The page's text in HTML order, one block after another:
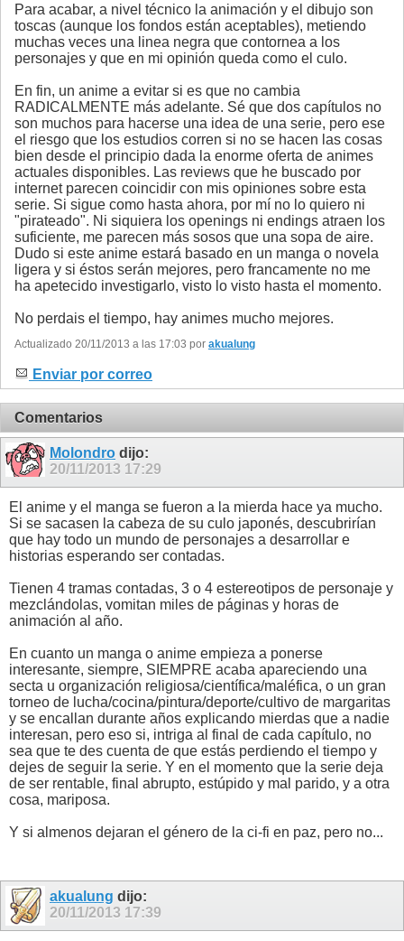
Para acabar, a nivel técnico la animación y el dibujo son
toscas (aunque los fondos están aceptables), metiendo
muchas veces una linea negra que contornea a los
personajes y que en mi opinión queda como el culo.
En fin, un anime a evitar si es que no cambia
RADICALMENTE más adelante. Sé que dos capítulos no
son muchos para hacerse una idea de una serie, pero ese
el riesgo que los estudios corren si no se hacen las cosas
bien desde el principio dada la enorme oferta de animes
actuales disponibles. Las reviews que he buscado por
internet parecen coincidir con mis opiniones sobre esta
serie. Si sigue como hasta ahora, por mí no lo quiero ni
"pirateado". Ni siquiera los openings ni endings atraen los
suficiente, me parecen más sosos que una sopa de aire.
Dudo si este anime estará basado en un manga o novela
ligera y si éstos serán mejores, pero francamente no me
ha apetecido investigarlo, visto lo visto hasta el momento.
No perdais el tiempo, hay animes mucho mejores.
Actualizado 20/11/2013 a las 17:03 por akualung
Enviar por correo
Comentarios
Molondro dijo:
20/11/2013 17:29
El anime y el manga se fueron a la mierda hace ya mucho.
Si se sacasen la cabeza de su culo japonés, descubrirían
que hay todo un mundo de personajes a desarrollar e
historias esperando ser contadas.
Tienen 4 tramas contadas, 3 o 4 estereotipos de personaje y
mezclándolas, vomitan miles de páginas y horas de
animación al año.
En cuanto un manga o anime empieza a ponerse
interesante, siempre, SIEMPRE acaba apareciendo una
secta u organización religiosa/científica/maléfica, o un gran
torneo de lucha/cocina/pintura/deporte/cultivo de margaritas
y se encallan durante años explicando mierdas que a nadie
interesan, pero eso si, intriga al final de cada capítulo, no
sea que te des cuenta de que estás perdiendo el tiempo y
dejes de seguir la serie. Y en el momento que la serie deja
de ser rentable, final abrupto, estúpido y mal parido, y a otra
cosa, mariposa.
Y si almenos dejaran el género de la ci-fi en paz, pero no...
akualung dijo:
20/11/2013 17:39